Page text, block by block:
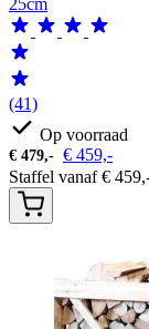
25cm
(41)
Op voorraad
€ 479,- € 459,-
Staffel vanaf€